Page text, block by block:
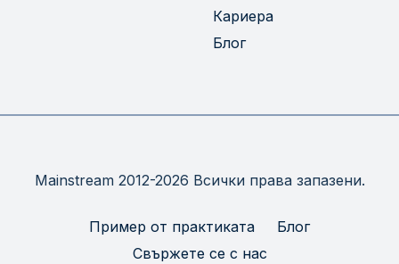
Кариера
Блог
Mainstream 2012-2026 Всички права запазени.
Пример от практиката
Блог
Свържете се с нас